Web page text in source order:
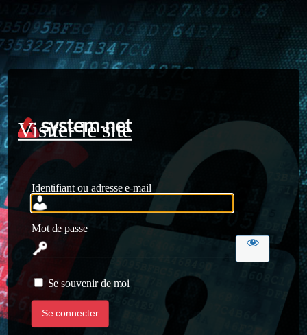
Visiter le site
Identifiant ou adresse e-mail
Mot de passe
Se souvenir de moi